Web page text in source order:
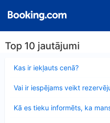
Top 10 jautājumi
Kas ir iekļauts cenā?
Vai ir iespējams veikt
Kā es tieku informēts, ka